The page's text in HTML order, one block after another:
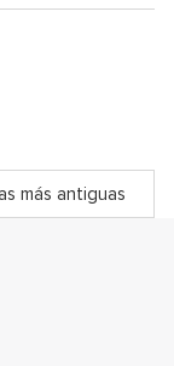
más antiguas